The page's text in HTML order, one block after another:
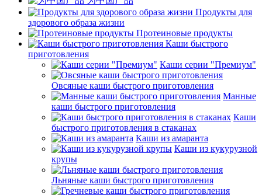
Продукты для
здорового образа жизни
Протеиновые продукты
Каши быстрого
приготовления
Каши серии "Премиум"
Овсяные каши быстрого приготовления
Манные
каши быстрого приготовления
Каши
быстрого приготовления в стаканах
Каши из амаранта
Каши из кукурузной
крупы
Льняные каши быстрого приготовления